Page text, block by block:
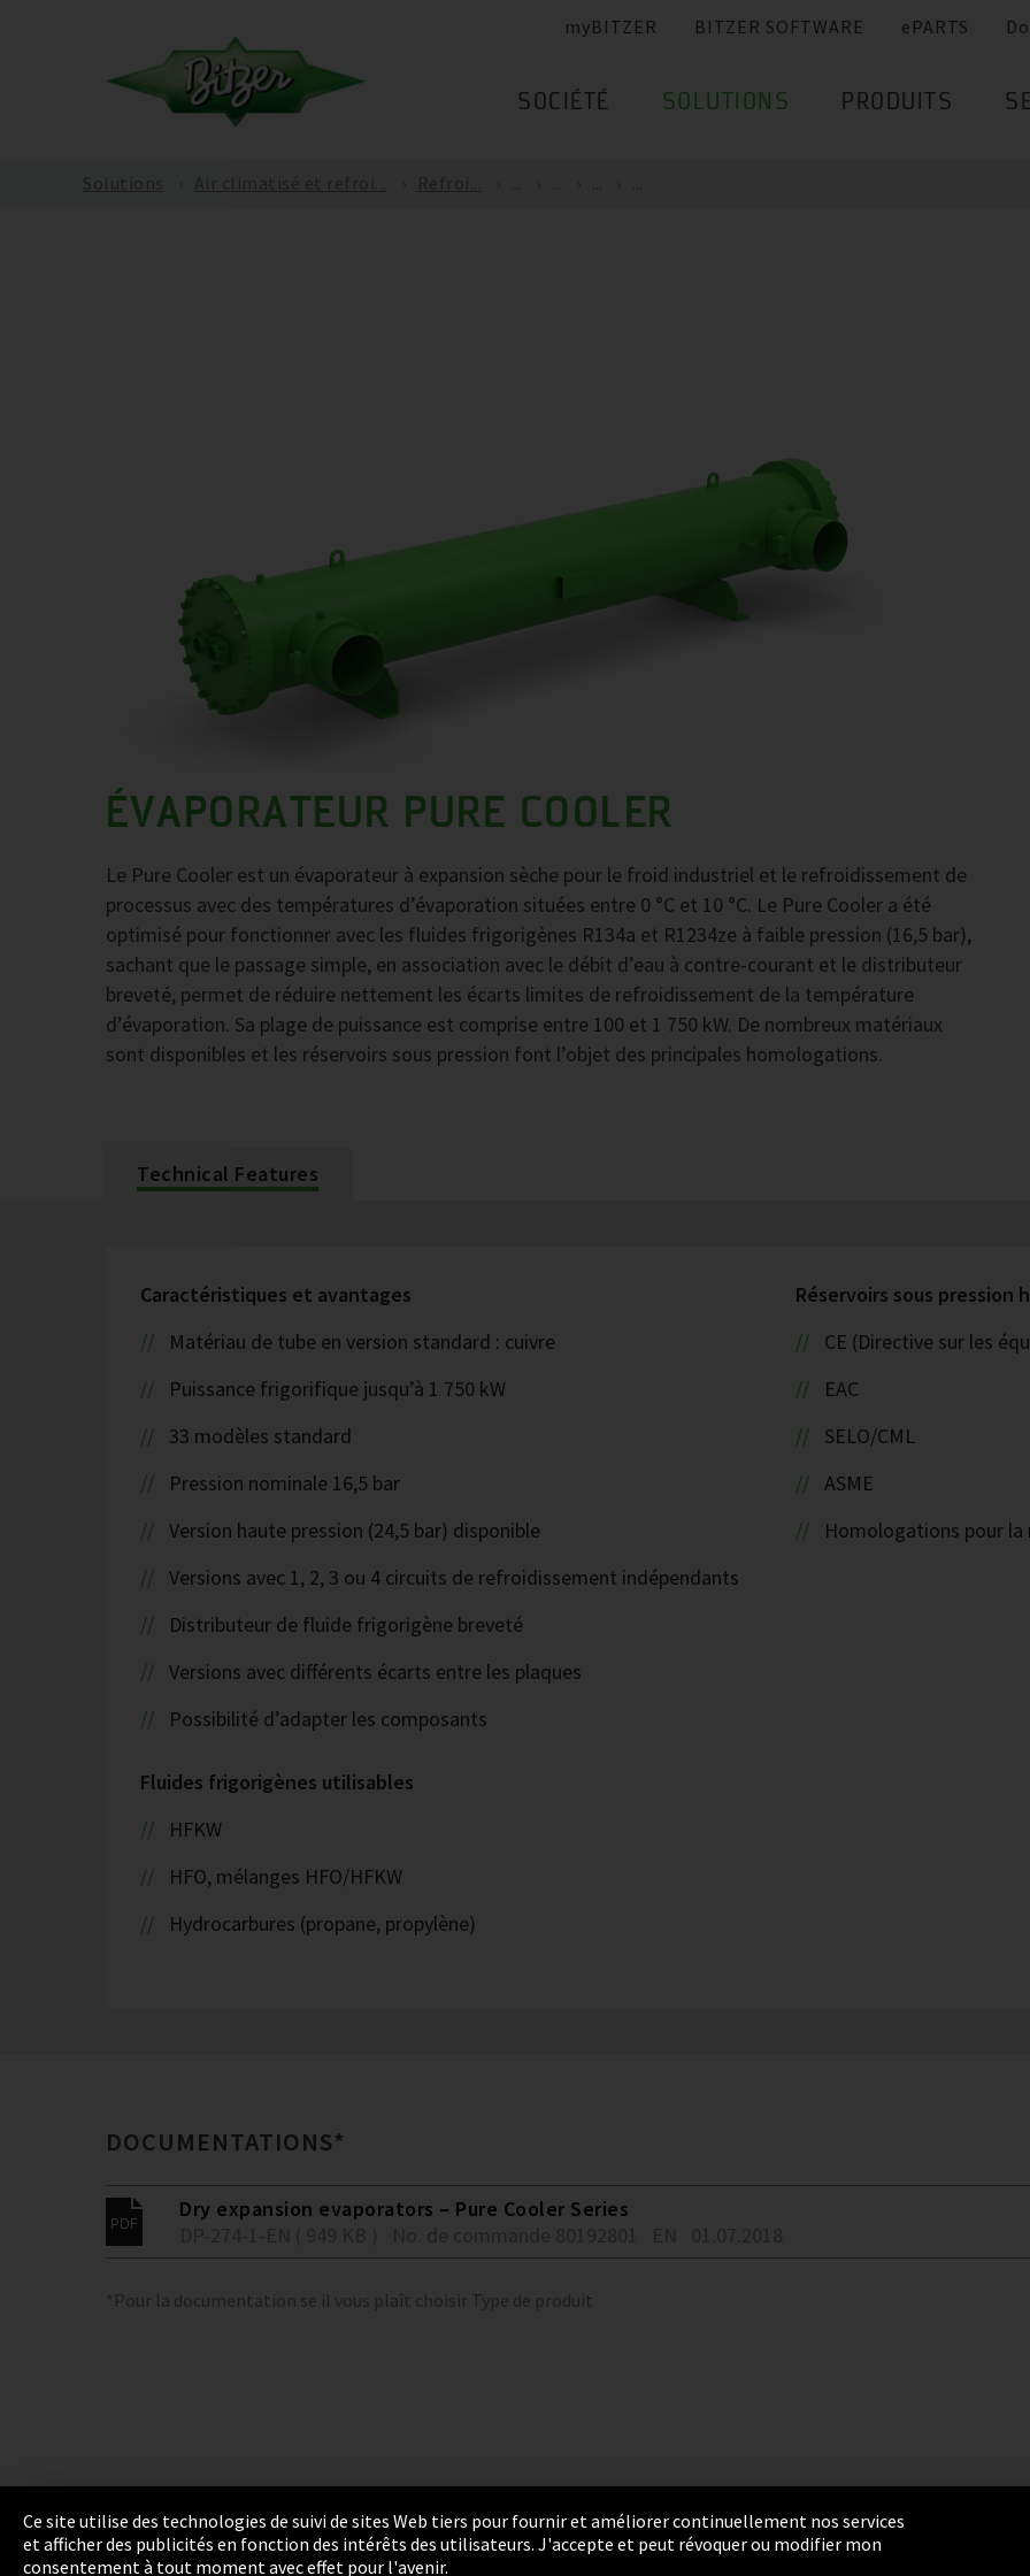
myBITZER BITZER SOFTWARE ePARTS
SOCIÉTÉ SOLUTIONS PRODUITS
ÉVAPORATEUR PURE COOLER
Le Pure Cooler est un évaporateur à expansion sèche pour le froid industriel et le refroidissement de
processus avec des températures d’évaporation situées entre 0 °C et 10 °C. Le Pure Cooler a été
optimisé pour fonctionner avec les fluides frigorigènes R134a et R1234ze à faible pression (16,5 bar),
sachant que le passage simple, en association avec le débit d’eau à contre-courant et le distributeur
breveté, permet de réduire nettement les écarts limites de refroidissement de la température
d’évaporation. Sa plage de puissance est comprise entre 100 et 1 750 kW. De nombreux matériaux
sont disponibles et les réservoirs sous pression font l’objet des principales homologations.
Technical Features
Caractéristiques et avantages
Matériau de tube en version standard : cuivre
Puissance frigorifique jusqu’à 1 750 kW
33 modèles standard
Pression nominale 16,5 bar
Version haute pression (24,5 bar) disponible
Versions avec 1, 2, 3 ou 4 circuits de refroidissement indépendants
Distributeur de fluide frigorigène breveté
Versions avec différents écarts entre les plaques
Possibilité d’adapter les composants
Fluides frigorigènes utilisables
HFKW
HFO, mélanges HFO/HFKW
Hydrocarbures (propane, propylène)
Réservoirs sous pression
CE (Directive sur les
EAC
SELO/CML
ASME
Homologations pour la
DOCUMENTATIONS*
Dry expansion evaporators – Pure Cooler Series
*Pour la documentation se il vous plaît choisir Type de produit
Empreinte Politique de confidentialité
Ce site utilise des technologies de suivi de sites Web tiers pour fournir et améliorer continuellement nos services
et afficher des publicités en fonction des intérêts des utilisateurs. J'accepte et peut révoquer ou modifier mon
consentement à tout moment avec effet pour l'avenir.